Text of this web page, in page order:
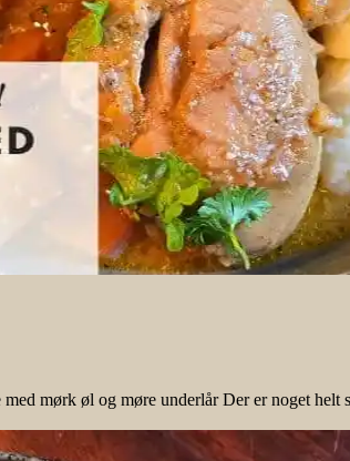
mørk øl og møre underlår Der er noget